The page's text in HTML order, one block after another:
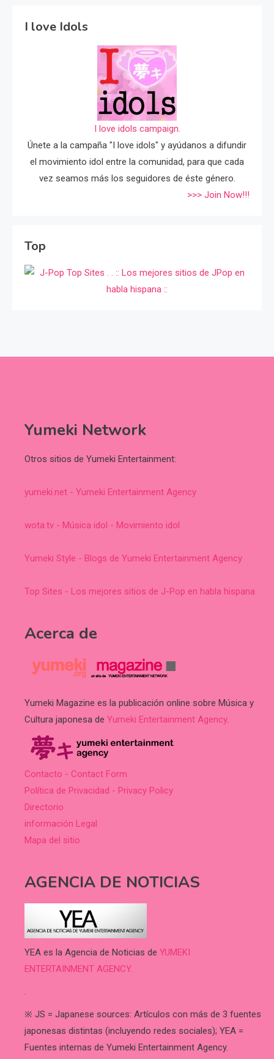
I love Idols
I love idols campaign.
Únete a la campaña "I love idols" y ayúdanos a difundir
el movimiento idol entre la comunidad, para que cada
vez seamos más los seguidores de éste género.
>>> Join Now!!!
Top
Yumeki Network
Otros sitios de Yumeki Entertainment:
yumeki.net - Yumeki Entertainment Agency
wota.tv - Música idol - Movimiento idol
Yumeki Style - Blogs de Yumeki Entertainment Agency
Top Sites - Los mejores sitios de J-Pop en habla hispana
Acerca de
Yumeki Magazine es la publicación online sobre Música y
Cultura japonesa de Yumeki Entertainment Agency.
Contacto - Contact Form
Política de Privacidad - Privacy Policy
Directorio
información Legal
Mapa del sitio
AGENCIA DE NOTICIAS
YEA es la Agencia de Noticias de YUMEKI
ENTERTAINMENT AGENCY.
.
※ JS = Japanese sources: Artículos con más de 3 fuentes
japonesas distintas (incluyendo redes sociales); YEA =
Fuentes internas de Yumeki Entertainment Agency.